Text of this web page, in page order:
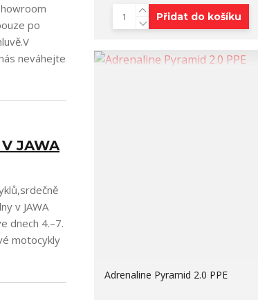
Přidat do košíku
Adrenaline Pyramid 2.0 PPE
po
neváhejte
JAWA
v JAWA
dnech 4.–7.
motocykly